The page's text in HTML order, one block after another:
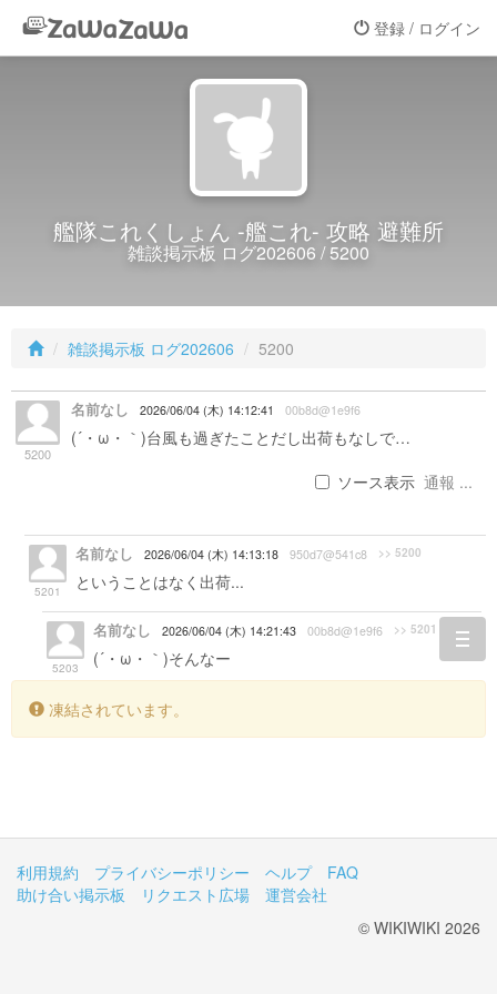
登録 / ログイン
艦隊これくしょん -艦これ- 攻略 避難所
雑談掲示板 ログ202606 / 5200
雑談掲示板 ログ202606 5200
5200
名前なし 2026/06/04 (木) 14:12:41 00b8d@1e9f6
(´・ω・｀)台風も過ぎたことだし出荷もなしで…
ソース表示 通報 ...
5201
名前なし 2026/06/04 (木) 14:13:18 950d7@541c8 >> 5200
ということはなく出荷...
5203
名前なし 2026/06/04 (木) 14:21:43 00b8d@1e9f6 >> 5201
(´・ω・｀)そんなー
凍結されています。
利用規約 プライバシーポリシー ヘルプ
FAQ
助け合い掲示板
リクエスト広場
運営会社
© WIKIWIKI 2026